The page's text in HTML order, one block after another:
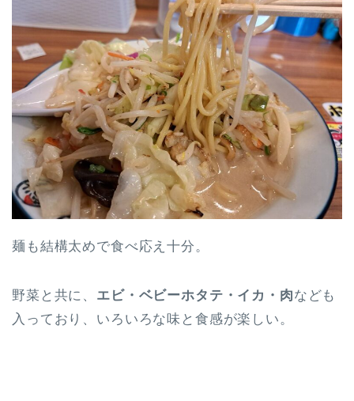
麺も結構太めで食べ応え十分。
野菜と共に、 エビ・ベビーホタテ・イカ・肉なども
入っており、いろいろな味と食感が楽しい。